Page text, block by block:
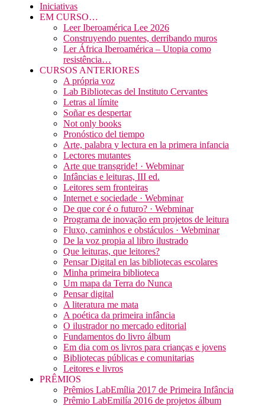
Iniciativas
EM CURSO…
Leer Iberoamérica Lee 2026
Construyendo puentes, derribando muros
Ler África Iberoamérica – Utopia como
resistência…
CURSOS ANTERIORES
A própria voz
Lab Bibliotecas del Instituto Cervantes
Letras al límite
Soñar es despertar
Not only books
Pronóstico del tiempo
Arte, palabra y lectura en la primera infancia
Lectores mutantes
Arte que transgride! · Webminar
Infâncias e leituras, III ed.
Leitores sem fronteiras
Internet e sociedade · Webminar
De que cor é o futuro? · Webminar
Programa de inovação em projetos de leitura
Fluxo, caminhos e obstáculos · Webminar
De la voz propia al libro ilustrado
Que leituras, que leitores?
Pensar Digital en las bibliotecas escolares
Minha primeira biblioteca
Um mapa da Terra do Nunca
Pensar digital
A literatura me mata
A poética da primeira infância
O ilustrador no mercado editorial
Fundamentos do livro álbum
Em dia com os livros para crianças e jovens
Bibliotecas públicas e comunitarias
Leitores e livros
PRÊMIOS
Prêmios LabEmília 2017 de Primeira Infância
Prêmio LabEmilía 2016 de projetos álbum